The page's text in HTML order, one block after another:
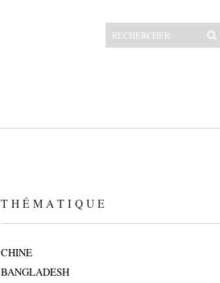
T H É M A T I Q U E
CHINE
BANGLADESH